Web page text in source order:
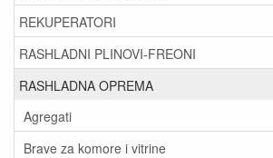
REKUPERATORI
RASHLADNI PLINOVI-FREONI
RASHLADNA OPREMA
Agregati
Brave za komore i vitrine